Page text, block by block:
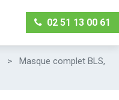
02 51 13 00 61
Masque complet BLS,